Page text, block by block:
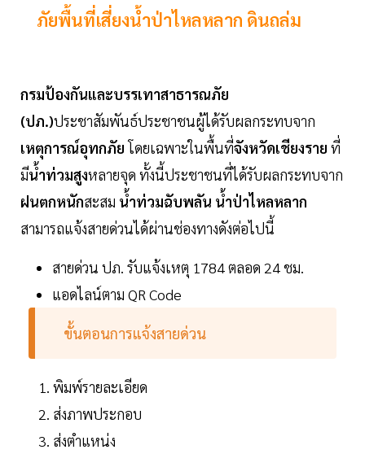
ภัยพื้นที่เสี่ยงน้ำป่าไหลหลาก ดินถล่ม
กรมป้องกันและบรรเทาสาธารณภัย
(ปภ.)ประชาสัมพันธ์ประชาชนผู้ได้รับผลกระทบจาก
เหตุการณ์อุทกภัยโดยเฉพาะในพื้นที่จังหวัดเชียงราย ที่
มีน้ำท่วมสูงหลายจุด ทั้งนี้ประชาชนที่ได้รับผลกระทบจาก
ฝนตกหนักสะสม น้ำท่วมฉับพลัน น้ำป่าไหลหลาก
สามารถแจ้งสายด่วนได้ผ่านช่องทางดังต่อไปนี้
สายด่วน ปภ. รับแจ้งเหตุ 1784 ตลอด 24 ชม.
แอดไลน์ตาม QR Code
ขั้นตอนการแจ้งสายด่วน
พิมพ์รายละเอียด
ส่งภาพประกอบ
ส่งตำแหน่ง